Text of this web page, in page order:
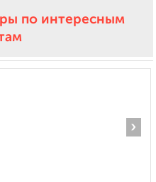
по интересным
›